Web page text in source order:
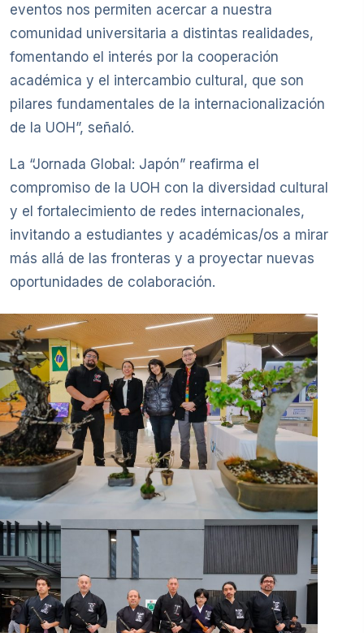
eventos nos permiten acercar a nuestra
comunidad universitaria a distintas realidades,
fomentando el interés por la cooperación
académica y el intercambio cultural, que son
pilares fundamentales de la internacionalización
de la UOH”, señaló.
La “Jornada Global: Japón” reafirma el
compromiso de la UOH con la diversidad cultural
y el fortalecimiento de redes internacionales,
invitando a estudiantes y académicas/os a mirar
más allá de las fronteras y a proyectar nuevas
oportunidades de colaboración.